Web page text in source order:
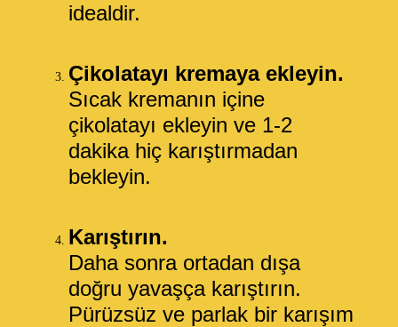
idealdir.
Çikolatayı kremaya ekleyin.
Sıcak kremanın içine
çikolatayı ekleyin ve 1-2
dakika hiç karıştırmadan
bekleyin.
Karıştırın.
Daha sonra ortadan dışa
doğru yavaşça karıştırın.
Pürüzsüz ve parlak bir karışım